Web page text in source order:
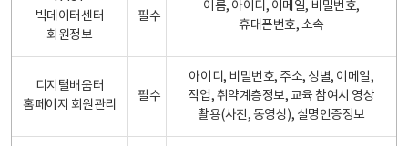
빅데이터센터
회원정보
필수
이름, 아이디, 이메일, 비밀번호,
휴대폰번호, 소속
디지털배움터
홈페이지 회원관리
필수
아이디, 비밀번호, 주소, 성별, 이메일,
직업, 취약계층정보, 교육 참여시 영상
촬용(사진, 동영상), 실명인증정보